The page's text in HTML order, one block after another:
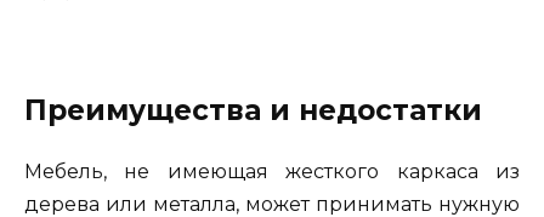
Преимущества и недостатки
Мебель, не имеющая жесткого каркаса из
дерева или металла, может принимать нужную